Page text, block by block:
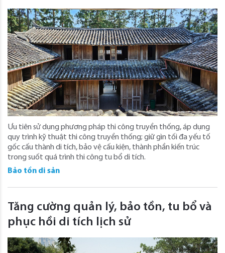
Ưu tiên sử dụng phương pháp thi công truyền thống, áp dụng
quy trình kỹ thuật thi công truyền thống; giữ gìn tối đa yếu tố
gốc cấu thành di tích, bảo vệ cấu kiện, thành phần kiến trúc
trong suốt quá trình thi công tu bổ di tích.
Bảo tồn di sản
Tăng cường quản lý, bảo tồn, tu bổ và
phục hồi di tích lịch sử